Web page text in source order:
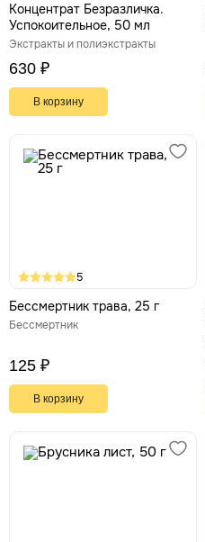
Концентрат Безразличка.
Успокоительное, 50 мл
Экстракты и полиэкстракты
630 ₽
В корзину
5
Бессмертник трава, 25 г
Бессмертник
125 ₽
В корзину